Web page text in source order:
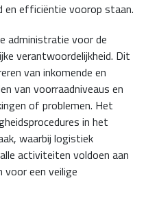
en efficiëntie voorop staan.
administratie voor de
verantwoordelijkheid. Dit
van inkomende en
van voorraadniveaus en
of problemen. Het
in het
waarbij logistiek
activiteiten voldoen aan
voor een veilige